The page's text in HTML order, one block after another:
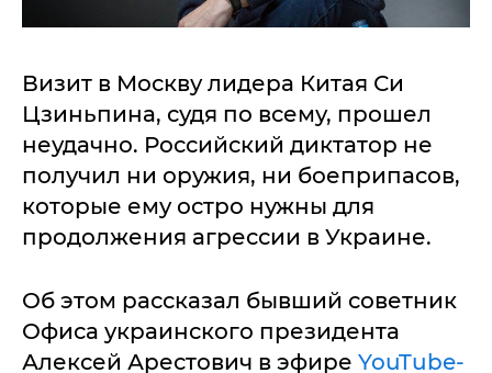
Визит в Москву лидера Китая Си
Цзиньпина, судя по всему, прошел
неудачно. Российский диктатор не
получил ни оружия, ни боеприпасов,
которые ему остро нужны для
продолжения агрессии в Украине.
Об этом рассказал бывший советник
Офиса украинского президента
Алексей Арестович в эфире YouTube-